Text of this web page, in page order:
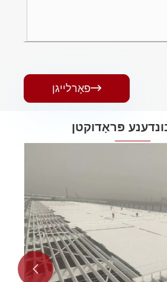
פאָרלייגן
פּראָדוקטן
